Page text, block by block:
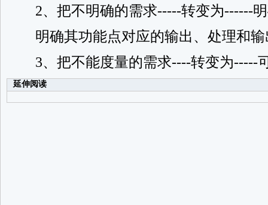
2、把不明确的需求-----转变为------明
明确其功能点对应的输出、处理和输
3、把不能度量的需求----转变为-----
延伸阅读